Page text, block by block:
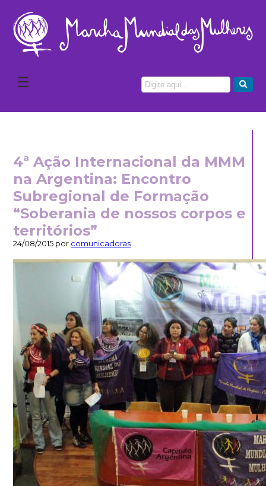
☰
4ª Ação Internacional da MMM
na Argentina: Encontro
Subregional de Formação
“Soberania de nossos corpos e
territórios”
24/08/2015 por comunicadoras